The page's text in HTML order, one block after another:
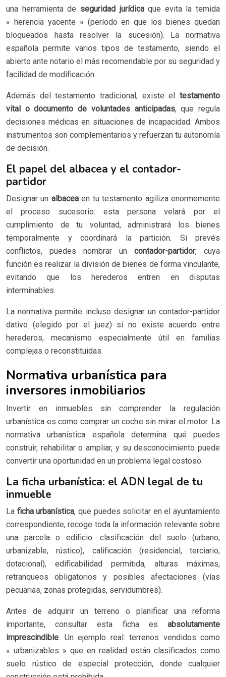
una herramienta de seguridad jurídicaque evita la temida
« herencia yacente » (período en que los bienes quedan
bloqueados hasta resolver la sucesión). La normativa
española permite varios tipos de testamento, siendo el
abierto ante notario el más recomendable por su seguridad y
facilidad de modificación.
Además del testamento tradicional, existe el testamento
vital o documento de voluntades anticipadas, que regula
decisiones médicas en situaciones de incapacidad. Ambos
instrumentos son complementarios y refuerzan tu autonomía
de decisión.
El papel del albacea y el contador-
partidor
Designar un albaceaen tu testamento agiliza enormemente
el proceso sucesorio: esta persona velará por el
cumplimiento de tu voluntad, administrará los bienes
temporalmente y coordinará la partición. Si prevés
conflictos, puedes nombrar un contador-partidor, cuya
función es realizar la división de bienes de forma vinculante,
evitando que los herederos entren en disputas
interminables.
La normativa permite incluso designar un contador-partidor
dativo (elegido por el juez) si no existe acuerdo entre
herederos, mecanismo especialmente útil en familias
complejas o reconstituidas.
Normativa urbanística para
inversores inmobiliarios
Invertir en inmuebles sin comprender la regulación
urbanística es como comprar un coche sin mirar el motor. La
normativa urbanística española determina qué puedes
construir, rehabilitar o ampliar, y su desconocimiento puede
convertir una oportunidad en un problema legal costoso.
La ficha urbanística: el ADN legal de tu
inmueble
La ficha urbanística, que puedes solicitar en el ayuntamiento
correspondiente, recoge toda la información relevante sobre
una parcela o edificio: clasificación del suelo (urbano,
urbanizable, rústico), calificación (residencial, terciario,
dotacional), edificabilidad permitida, alturas máximas,
retranqueos obligatorios y posibles afectaciones (vías
pecuarias, zonas protegidas, servidumbres).
Antes de adquirir un terreno o planificar una reforma
importante, consultar esta ficha es absolutamente
imprescindible. Un ejemplo real: terrenos vendidos como
« urbanizables » que en realidad están clasificados como
suelo rústico de especial protección, donde cualquier